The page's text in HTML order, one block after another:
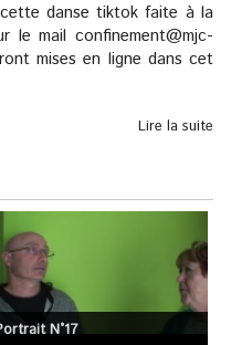
danse tiktok faite à la
le mail confinement@mjc-
mises en ligne dans cet
Lire la suite
N°17